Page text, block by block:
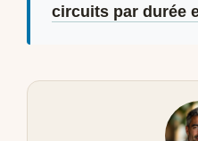
circuits par durée